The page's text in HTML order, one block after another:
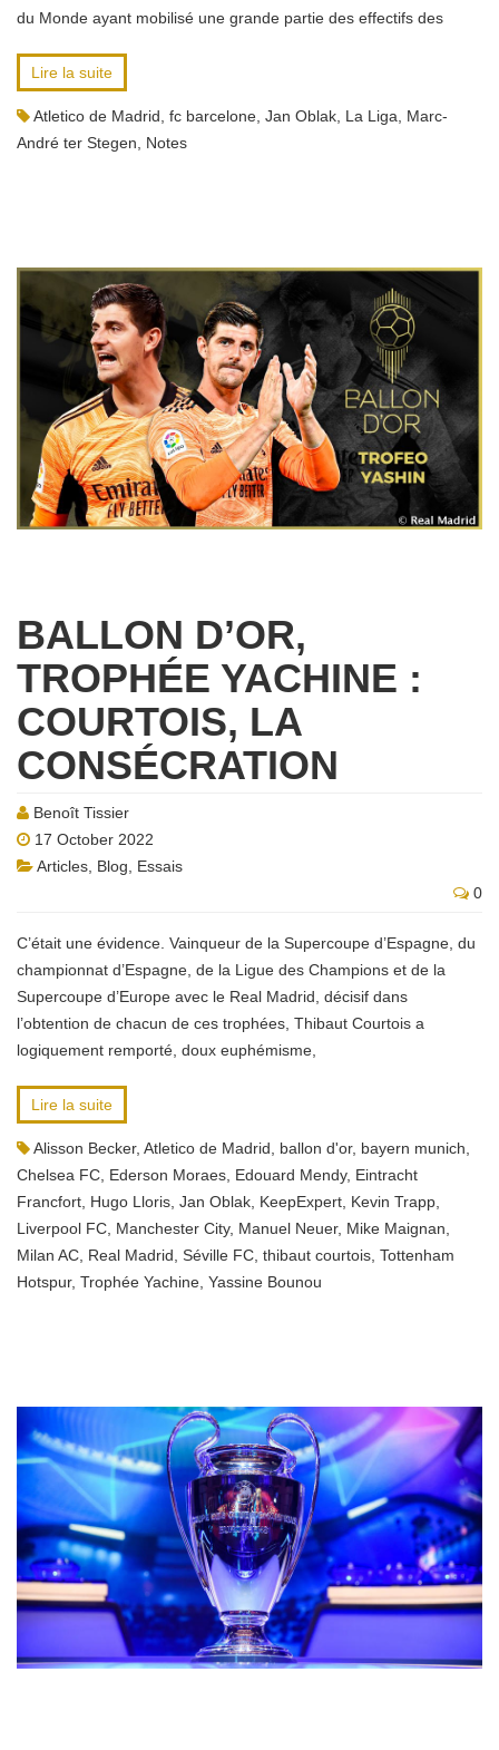
du Monde ayant mobilisé une grande partie des effectifs des
Lire la suite
Atletico de Madrid fc barcelone Jan Oblak La Liga
Marc-
André ter Stegen
Notes
BALLON D’OR,
TROPHÉE YACHINE :
COURTOIS, LA
CONSÉCRATION
Benoît Tissier
17 October 2022
Articles Blog
Essais
0
C’était une évidence. Vainqueur de la Supercoupe d’Espagne, du
championnat d’Espagne, de la Ligue des Champions et de la
Supercoupe d’Europe avec le Real Madrid, décisif dans
l’obtention de chacun de ces trophées, Thibaut Courtois a
logiquement remporté, doux euphémisme,
Lire la suite
Alisson Becker, Atletico de Madrid ballon d'or, bayern munich
Chelsea FC Ederson Moraes Edouard Mendy, Eintracht
Francfort Hugo Lloris Jan Oblak KeepExpert Kevin Trapp
Liverpool FC Manchester City, Manuel Neuer, Mike Maignan
Milan AC Real Madrid Séville FC thibaut courtois Tottenham
Hotspur, Trophée Yachine Yassine Bounou